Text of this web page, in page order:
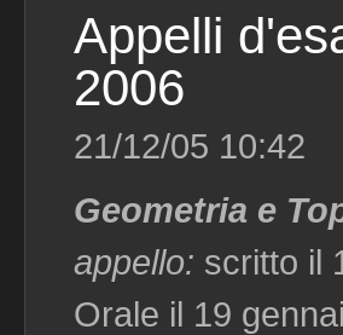
Appelli
2006
21/12/05 10:42
Geometria e
appello: scritto il
Orale il 19